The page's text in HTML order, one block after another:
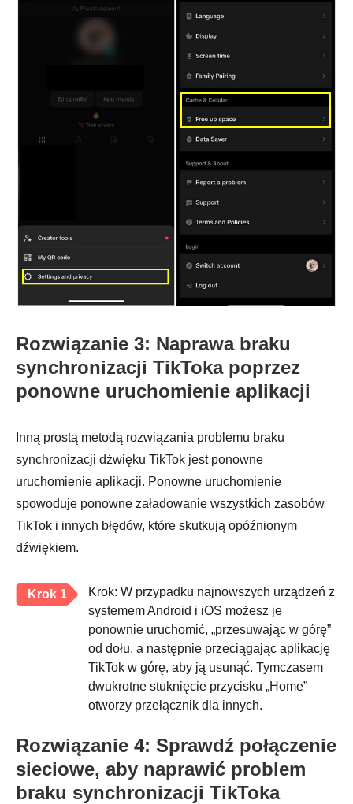
Rozwiązanie 3: Naprawa braku
synchronizacji TikToka poprzez
ponowne uruchomienie aplikacji
Inną prostą metodą rozwiązania problemu braku
synchronizacji dźwięku TikTok jest ponowne
uruchomienie aplikacji. Ponowne uruchomienie
spowoduje ponowne załadowanie wszystkich zasobów
TikTok i innych błędów, które skutkują opóźnionym
dźwiękiem.
Krok 1
Krok: W przypadku najnowszych urządzeń z
systemem Android i iOS możesz je
ponownie uruchomić, „przesuwając w górę”
od dołu, a następnie przeciągając aplikację
TikTok w górę, aby ją usunąć. Tymczasem
dwukrotne stuknięcie przycisku „Home”
otworzy przełącznik dla innych.
Rozwiązanie 4: Sprawdź połączenie
sieciowe, aby naprawić problem
braku synchronizacji TikToka